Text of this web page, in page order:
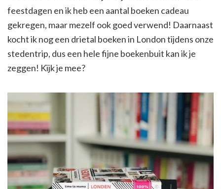
feestdagen en ik heb een aantal boeken cadeau
gekregen, maar mezelf ook goed verwend! Daarnaast
kocht ik nog een drietal boeken in London tijdens onze
stedentrip, dus een hele fijne boekenbuit kan ik je
zeggen! Kijk je mee?